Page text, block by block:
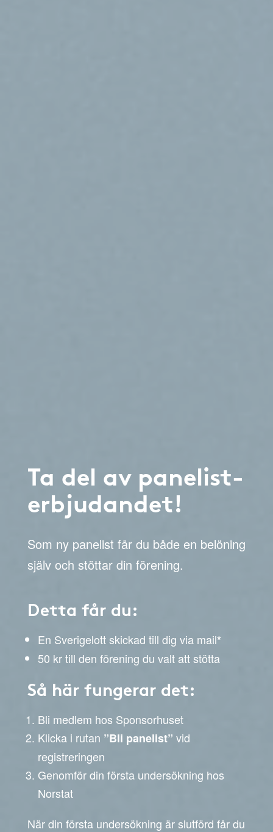
Ta del av panelist-
erbjudandet!
Som ny panelist får du både en belöning
själv och stöttar din förening.
Detta får du:
En Sverigelott skickad till dig via mail*
50 kr till den förening du valt att stötta
Så här fungerar det:
Bli medlem hos Sponsorhuset
Klicka i rutan ”Bli panelist” vid
registreringen
Genomför din första undersökning hos
Norstat
När din första undersökning är slutförd får du